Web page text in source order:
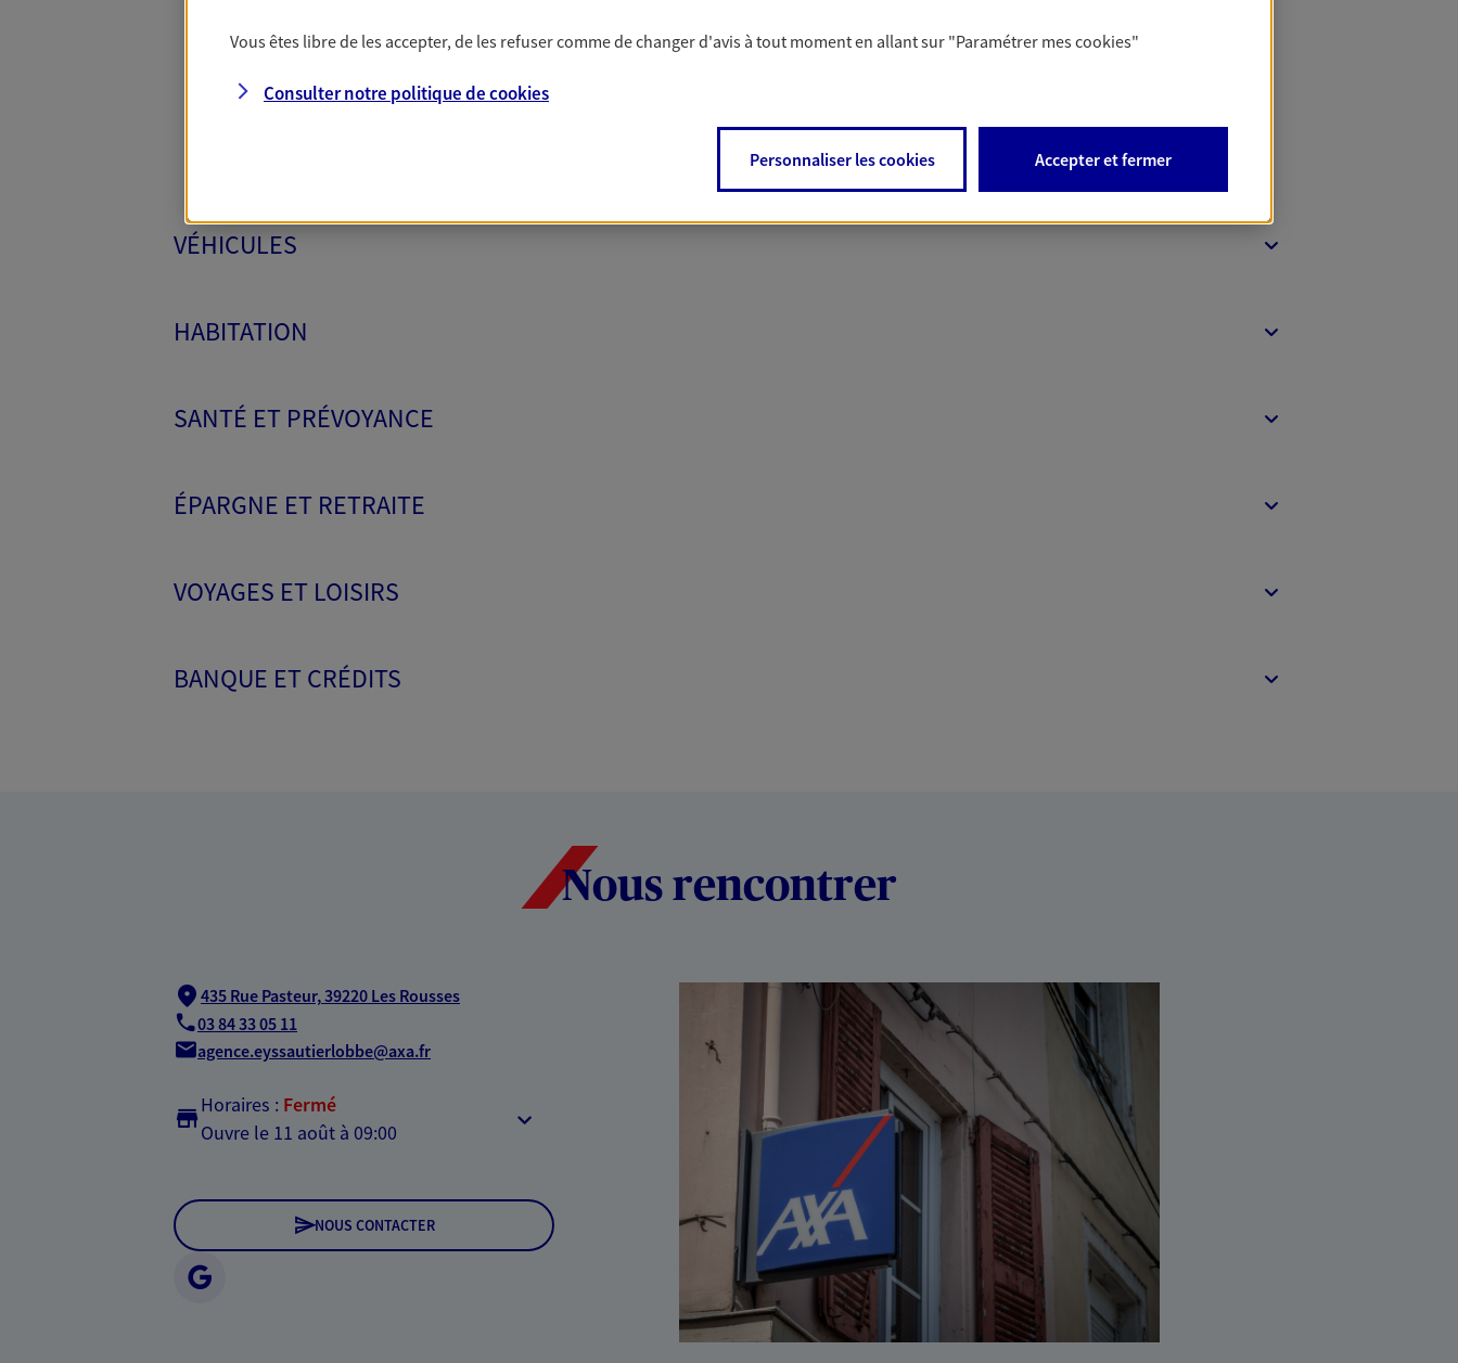
VÉHICULES
HABITATION
SANTÉ ET PRÉVOYANCE
ÉPARGNE ET RETRAITE
VOYAGES ET LOISIRS
BANQUE ET CRÉDITS
Nous rencontrer
435 Rue Pasteur,39220 Les Rousses
03 84 33 05 11
agence.eyssautierlobbe@axa.fr
Horaires : Fermé
Ouvre le 11 août à 09:00
NOUS CONTACTER
Vous êtes libre de les accepter, de les refuser comme de changer d'avis à tout moment en allant sur "Paramétrer mescookies"
Consulter notre politique decookies
Personnaliser les cookies Accepter et fermer